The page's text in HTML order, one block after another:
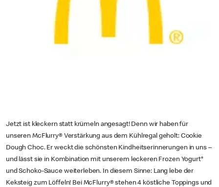
Jetzt ist kleckern statt krümeln angesagt! Denn wir haben für
unseren McFlurry® Verstärkung aus dem Kühlregal geholt: Cookie
Dough Choc. Er weckt die schönsten Kindheitserinnerungen in uns –
und lässt sie in Kombination mit unserem leckeren Frozen Yogurt*
und Schoko-Sauce weiterleben. In diesem Sinne: Lang lebe der
Keksteig zum Löffeln! Bei McFlurry® stehen 4 köstliche Toppings und